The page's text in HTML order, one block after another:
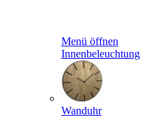
Menü öffnen
Innenbeleuchtung
Wanduhr